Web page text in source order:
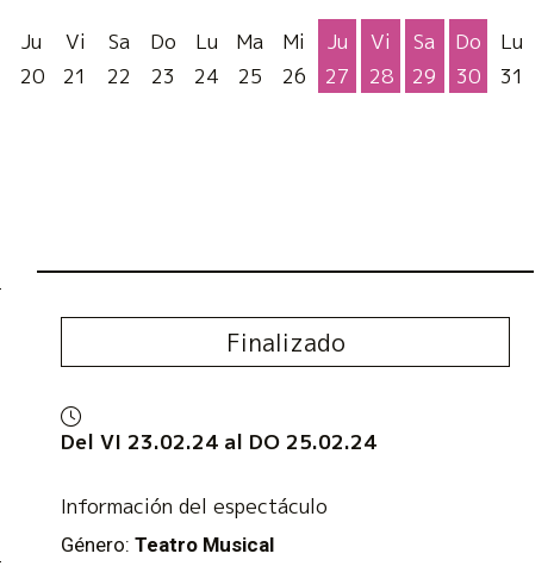
Ju
20
Vi
21
Sa
22
Do
23
Lu
24
Ma
25
Mi
26
Ju
27
Vi
28
Sa
29
Do
30
Lu
31
Finalizado
Del VI 23.02.24 al DO 25.02.24
Información del espectáculo
Género:Teatro Musical